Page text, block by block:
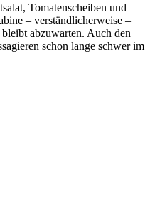
Tomatenscheiben und
– verständlicherweise –
abzuwarten. Auch den
schon lange schwer im